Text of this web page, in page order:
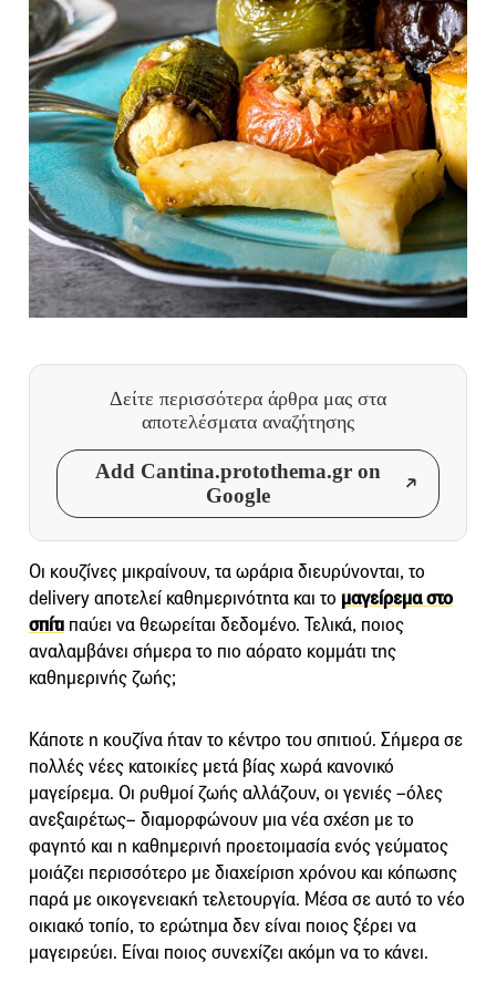
Δείτε περισσότερα άρθρα μας στα
αποτελέσματα αναζήτησης
Add Cantina.protothema.gr on
Google
Οι κουζίνες μικραίνουν, τα ωράρια διευρύνονται, το
delivery αποτελεί καθημερινότητα και το μαγείρεμα στο
σπίτι παύει να θεωρείται δεδομένο. Τελικά, ποιος
αναλαμβάνει σήμερα το πιο αόρατο κομμάτι της
καθημερινής ζωής;
Κάποτε η κουζίνα ήταν το κέντρο του σπιτιού. Σήμερα σε
πολλές νέες κατοικίες μετά βίας χωρά κανονικό
μαγείρεμα. Οι ρυθμοί ζωής αλλάζουν, οι γενιές –όλες
ανεξαιρέτως– διαμορφώνουν μια νέα σχέση με το
φαγητό και η καθημερινή προετοιμασία ενός γεύματος
μοιάζει περισσότερο με διαχείριση χρόνου και κόπωσης
παρά με οικογενειακή τελετουργία. Μέσα σε αυτό το νέο
οικιακό τοπίο, το ερώτημα δεν είναι ποιος ξέρει να
μαγειρεύει. Είναι ποιος συνεχίζει ακόμη να το κάνει.